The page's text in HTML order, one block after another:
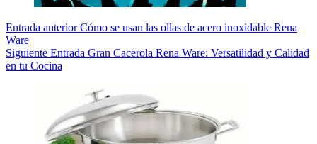
Entrada anteriorCómo se usan las ollas de acero inoxidable Rena
Ware
Siguiente Entrada Gran Cacerola Rena Ware: Versatilidad y Calidad
en tu Cocina